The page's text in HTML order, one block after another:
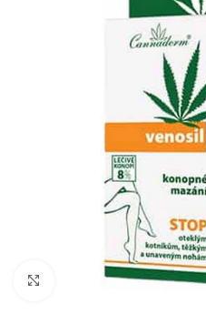
Kliknite za povećanje